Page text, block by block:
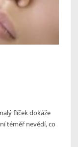
flíček dokáže
téměř nevědí, co